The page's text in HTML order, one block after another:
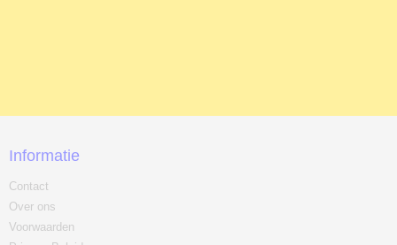
Informatie
Contact
Over ons
Voorwaarden